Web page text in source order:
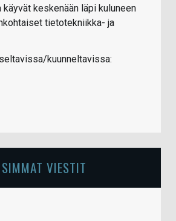
käyvät keskenään läpi kuluneen
tietotekniikka- ja
kuunneltavissa:
VIESTIT